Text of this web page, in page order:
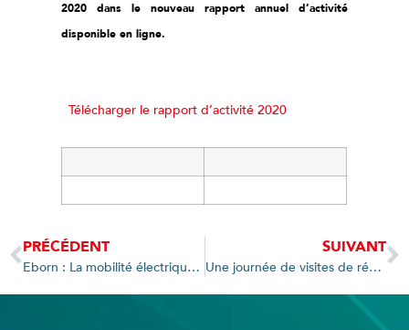
2020 dans le nouveau rapport annuel d’activité
disponible en ligne.
Télécharger le rapport d’activité 2020
PRÉCÉDENT
Eborn : La mobilité électrique aussi au pied des pistes !
SUIVANT
Une journée de visites de réseaux de chaleur biomasse